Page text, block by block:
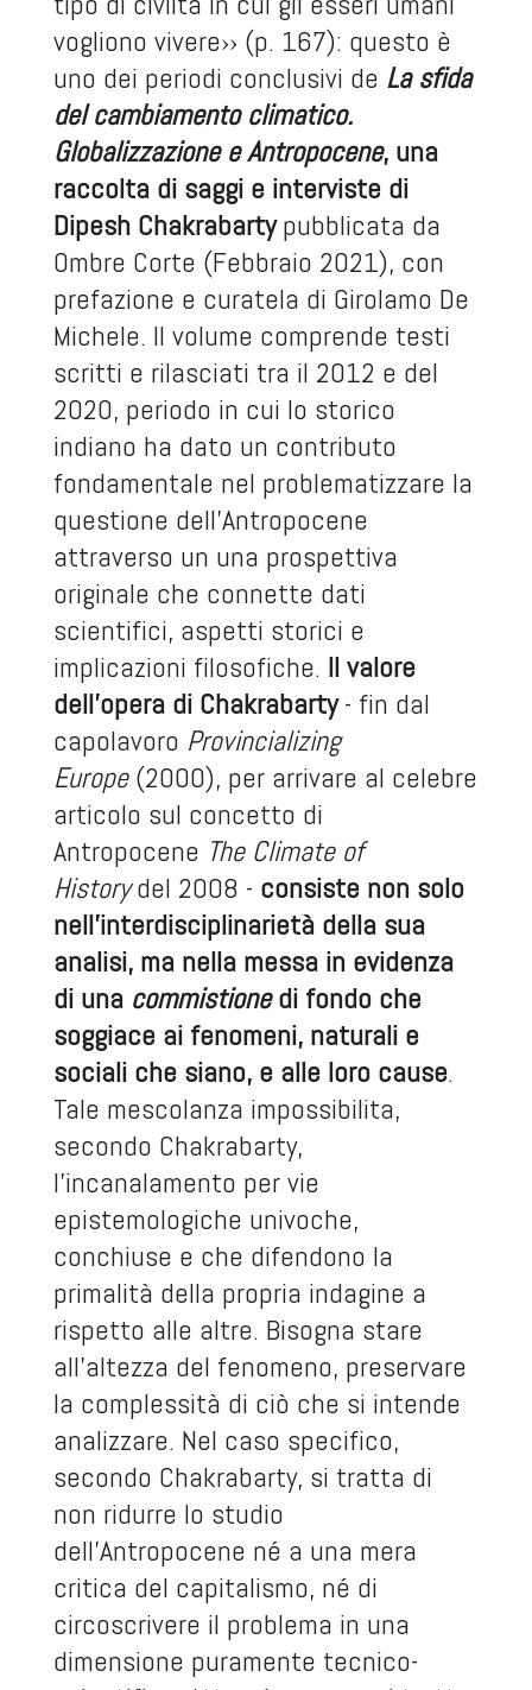
vogliono vivere›› (p. 167): questo è
uno dei periodi conclusivi de La sfida
del cambiamento climatico.
Globalizzazione e Antropocene, una
raccolta di saggi e interviste di
Dipesh Chakrabartypubblicata da
Ombre Corte (Febbraio 2021), con
prefazione e curatela di Girolamo De
Michele. Il volume comprende testi
scritti e rilasciati tra il 2012 e del
2020, periodo in cui lo storico
indiano ha dato un contributo
fondamentale nel problematizzare la
questione dell’Antropocene
attraverso un una prospettiva
originale che connette dati
scientifici, aspetti storici e
implicazioni filosofiche. Il valore
dell’opera di Chakrabarty- fin dal
capolavoro Provincializing
Europe(2000), per arrivare al celebre
articolo sul concetto di
Antropocene The Climate of
Historydel 2008 - consiste non solo
nell’interdisciplinarietà della sua
analisi, ma nella messa in evidenza
di una commistionedi fondo che
soggiace ai fenomeni, naturali e
sociali che siano, e alle loro cause.
Tale mescolanza impossibilita,
secondo Chakrabarty,
l’incanalamento per vie
epistemologiche univoche,
conchiuse e che difendono la
primalità della propria indagine a
rispetto alle altre. Bisogna stare
all’altezza del fenomeno, preservare
la complessità di ciò che si intende
analizzare. Nel caso specifico,
secondo Chakrabarty, si tratta di
non ridurre lo studio
dell’Antropocene né a una mera
critica del capitalismo, né di
circoscrivere il problema in una
dimensione puramente tecnico-